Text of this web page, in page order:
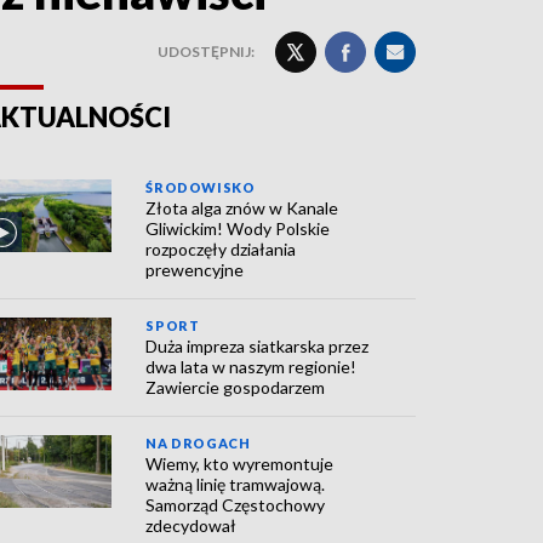
UDOSTĘPNIJ:
ŚRODOWISKO
Złota alga znów w Kanale
Gliwickim! Wody Polskie
rozpoczęły działania
prewencyjne
SPORT
Duża impreza siatkarska przez
dwa lata w naszym regionie!
Zawiercie gospodarzem
NA DROGACH
Wiemy, kto wyremontuje
ważną linię tramwajową.
Samorząd Częstochowy
zdecydował